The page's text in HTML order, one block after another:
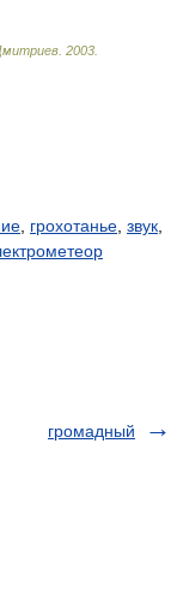
2003
грохотанье звук
громадный